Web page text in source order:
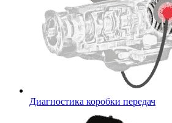
Диагностика коробки передач